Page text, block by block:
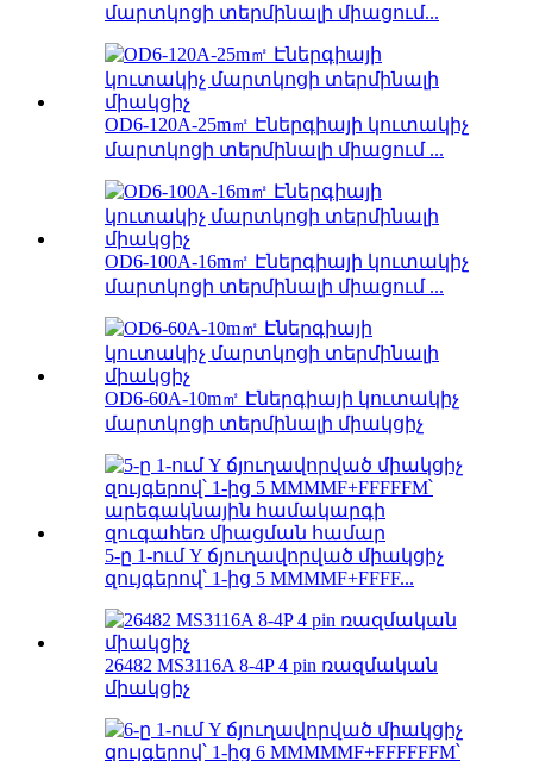
մարտկոցի տերմինալի միացում...
OD6-120A-25m㎡ Էներգիայի կուտակիչ
մարտկոցի տերմինալի միացում ...
OD6-100A-16m㎡ Էներգիայի կուտակիչ
մարտկոցի տերմինալի միացում ...
OD6-60A-10m㎡ Էներգիայի կուտակիչ
մարտկոցի տերմինալի միակցիչ
5-ը 1-ում Y ճյուղավորված միակցիչ
զույգերով՝ 1-ից 5 MMMMF+FFFF...
26482 MS3116A 8-4P 4 pin ռազմական
միակցիչ